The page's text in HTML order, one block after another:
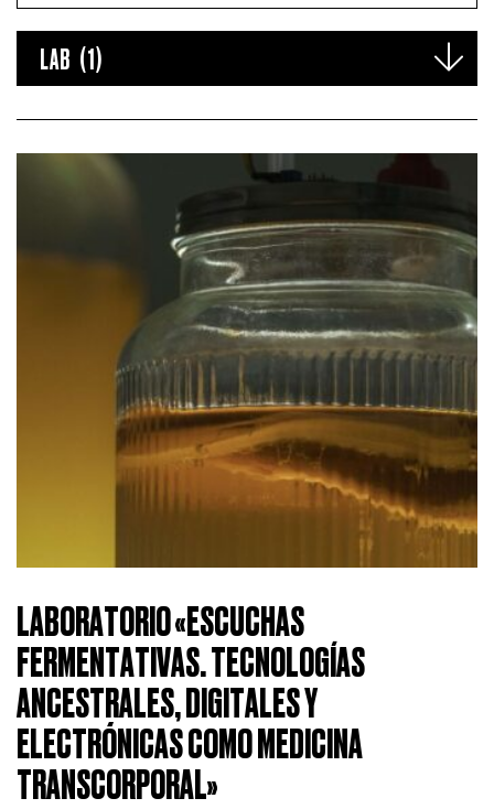
LAB (1)
LABORATORIO «ESCUCHAS
FERMENTATIVAS. TECNOLOGÍAS
ANCESTRALES, DIGITALES Y
ELECTRÓNICAS COMO MEDICINA
TRANSCORPORAL»